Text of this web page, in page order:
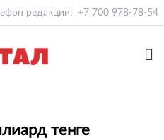
редакции: +7 700 978-78-54
тенге